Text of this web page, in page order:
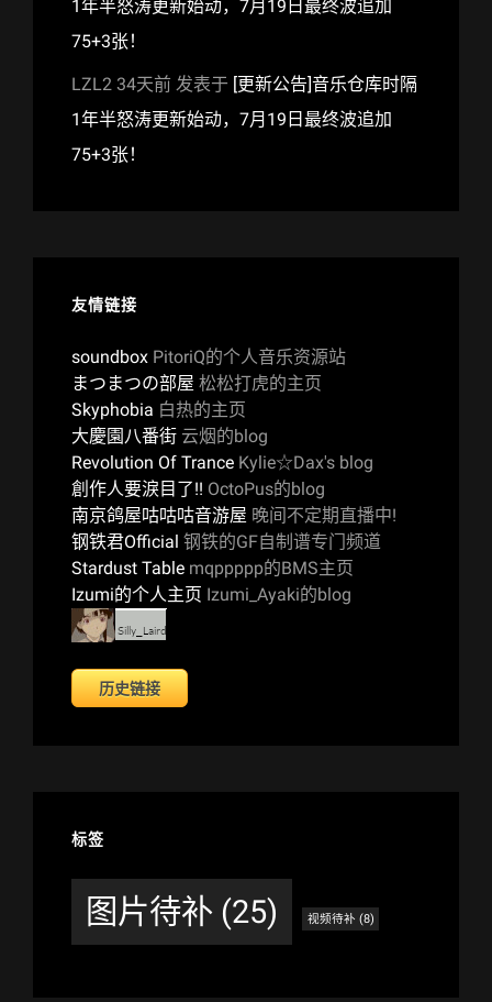
1年半怒涛更新始动，7月19日最终波追加
75+3张！
LZL2 34天前 发表于 [更新公告]音乐仓库时隔
1年半怒涛更新始动，7月19日最终波追加
75+3张！
友情链接
soundbox PitoriQ的个人音乐资源站
まつまつの部屋 松松打虎的主页
Skyphobia 白热的主页
大慶園八番街 云烟的blog
Revolution Of Trance Kylie☆Dax's blog
創作人要淚目了!! OctoPus的blog
南京鸽屋咕咕咕音游屋 晚间不定期直播中!
钢铁君Official 钢铁的GF自制谱专门频道
Stardust Table mqppppp的BMS主页
Izumi的个人主页 Izumi_Ayaki的blog
历史链接
标签
图片待补(25) 视频待补 (8)